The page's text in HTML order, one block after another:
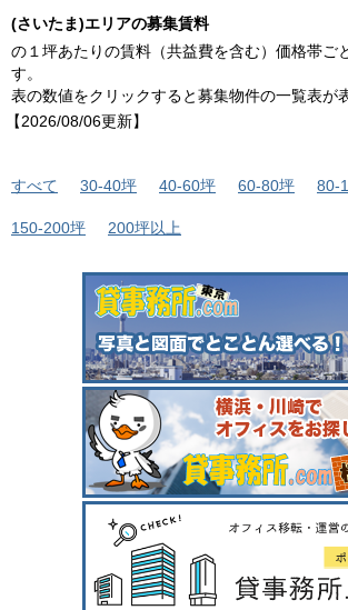
(さいたま)エリアの募集賃料
の１坪あたりの賃料（共益費を含む）価格帯ご
す。
表の数値をクリックすると募集物件の一覧表が
【2026/08/06更新】
すべて 30-40坪 40-60坪 60-80坪 80-
150-200坪 200坪以上